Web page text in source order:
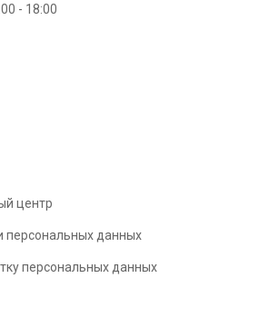
- 18:00
центр
персональных данных
персональных данных